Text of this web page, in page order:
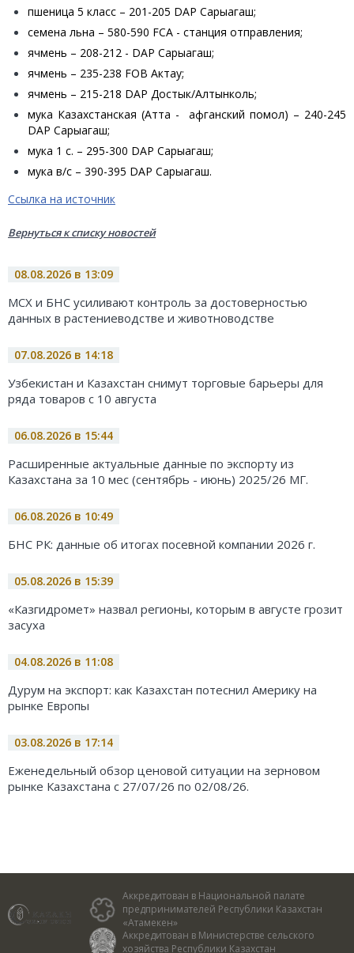
пшеница 5 класс – 201-205 DAP Сарыагаш;
семена льна – 580-590 FCA - станция отправления;
ячмень – 208-212 - DAP Сарыагаш;
ячмень – 235-238 FOB Актау;
ячмень – 215-218 DAP Достык/Алтынколь;
мука Казахстанская (Атта - афганский помол) – 240-245
DAP Сарыагаш;
мука 1 с. – 295-300 DAP Сарыагаш;
мука в/с – 390-395 DAP Caрыагаш.
Ссылка на источник
Вернуться к списку новостей
08.08.2026 в 13:09
МСХ и БНС усиливают контроль за достоверностью
данных в растениеводстве и животноводстве
07.08.2026 в 14:18
Узбекистан и Казахстан снимут торговые барьеры для
ряда товаров с 10 августа
06.08.2026 в 15:44
Расширенные актуальные данные по экспорту из
Казахстана за 10 мес (сентябрь - июнь) 2025/26 МГ.
06.08.2026 в 10:49
БНС РК: данные об итогах посевной компании 2026 г.
05.08.2026 в 15:39
«Казгидромет» назвал регионы, которым в августе грозит
засуха
04.08.2026 в 11:08
Дурум на экспорт: как Казахстан потеснил Америку на
рынке Европы
03.08.2026 в 17:14
Еженедельный обзор ценовой ситуации на зерновом
рынке Казахстана с 27/07/26 по 02/08/26.
Аккредитован в Национальной палате
предпринимателей Республики Казахстан
«Атамекен»
Аккредитован в Министерстве сельского
хозяйства Республики Казахстан